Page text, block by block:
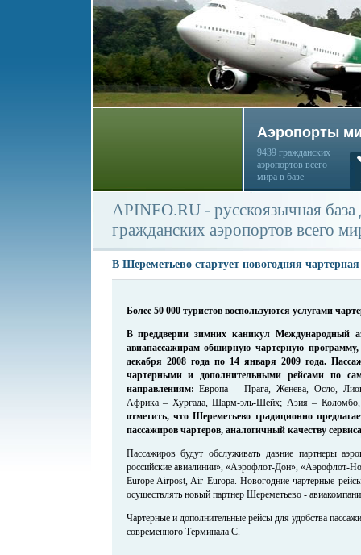
Аэропорты
9439 гражданских
аэропортов всего
мира в базе
APINFO.RU - русскоязычная
гражданских аэропортов всего
В Шереметьево стартует новогодняя
Более 50 000 туристов воспользуются услугами
В преддверии зимних каникул Международный
авиапассажирам обширную чартерную
декабря 2008 года по 14 января 2009 года.
чартерными и дополнительными рейсами по
направлениям: Европа – Прага, Женева, Осло,
Африка – Хургада, Шарм-эль-Шейх; Азия –
отметить, что Шереметьево традиционно
пассажиров чартеров, аналогичный качеству
Пассажиров будут обслуживать давние партнеры
российские авиалинии», «Аэрофлот-Дон», «Аэрофлот-
Europe Airpost, Air Europa. Новогодние чартерные
осуществлять новый партнер Шереметьево -
Чартерные и дополнительные рейсы для удобства
современного Терминала С.